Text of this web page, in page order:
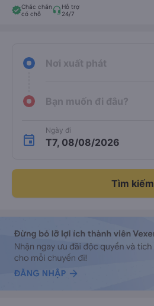
Chắc chắn
có chỗ
Hỗ trợ
24/7
Nơi xuất phát
Bạn muốn đi đâu?
Ngày đi
T7, 08/08/2026
Tìm kiếm